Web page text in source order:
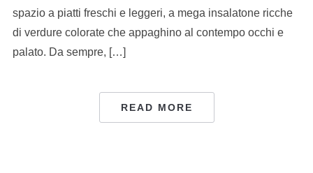
spazio a piatti freschi e leggeri, a mega insalatone ricche
di verdure colorate che appaghino al contempo occhi e
palato. Da sempre, […]
READ MORE